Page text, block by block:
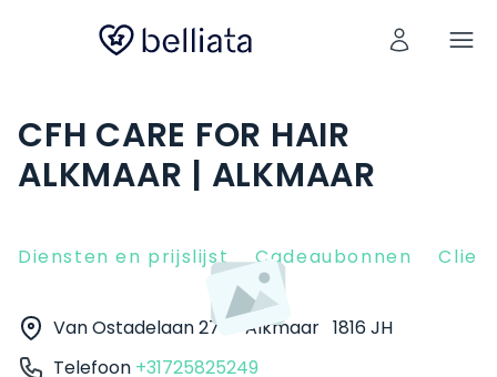
CFH CARE FOR HAIR
ALKMAAR | ALKMAAR
Diensten en prijslijst Cadeaubonnen
Van Ostadelaan 274 Alkmaar 1816 JH
Telefoon +31725825249